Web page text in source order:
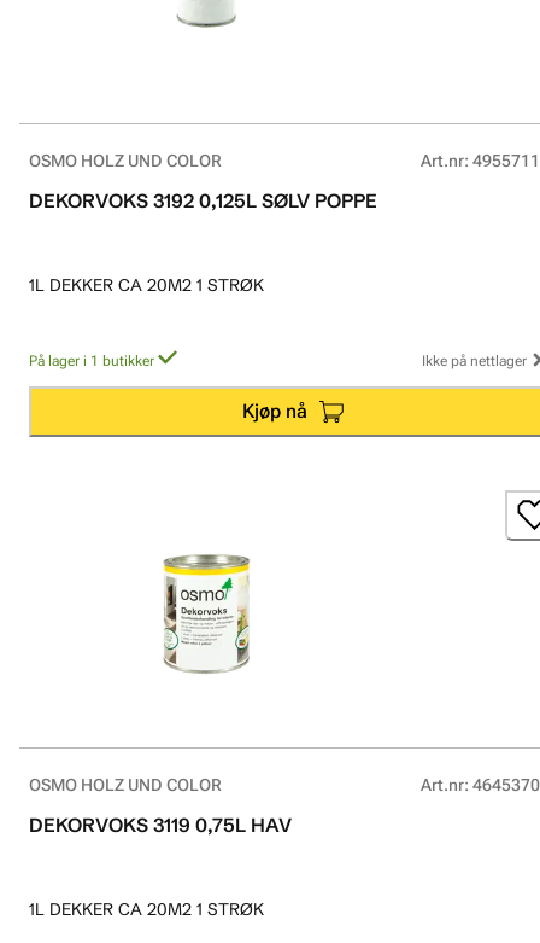
OSMO HOLZ UND COLOR Art.nr:
DEKORVOKS 3192 0,125L SØLV POPPE
1L DEKKER CA 20M2 1 STRØK
På lager i 1 butikker Ikke på nettlager
Kjøp nå
OSMO HOLZ UND COLOR Art.nr:
DEKORVOKS 3119 0,75L HAV
1L DEKKER CA 20M2 1 STRØK